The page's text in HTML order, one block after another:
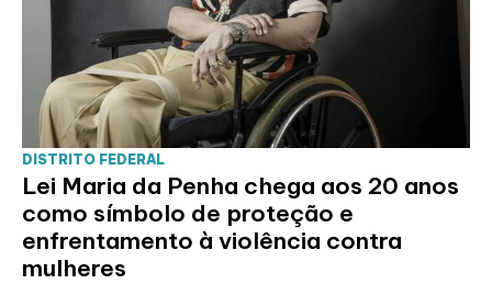
DISTRITO FEDERAL
Lei Maria da Penha chega aos 20 anos
como símbolo de proteção e
enfrentamento à violência contra
mulheres